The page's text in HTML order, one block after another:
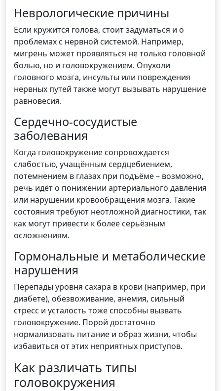
Неврологические причины
Если кружится голова, стоит задуматься и о
проблемах с нервной системой. Например,
мигрень может проявляться не только головной
болью, но и головокружением. Опухоли
головного мозга, инсульты или повреждения
нервных путей также могут вызывать нарушение
равновесия.
Сердечно-сосудистые
заболевания
Когда головокружение сопровождается
слабостью, учащённым сердцебиением,
потемнением в глазах при подъёме – возможно,
речь идёт о понижении артериального давления
или нарушении кровообращения мозга. Такие
состояния требуют неотложной диагностики, так
как могут привести к более серьёзным
осложнениям.
Гормональные и метаболические
нарушения
Перепады уровня сахара в крови (например, при
диабете), обезвоживание, анемия, сильный
стресс и усталость тоже способны вызвать
головокружение. Порой достаточно
нормализовать питание и образ жизни, чтобы
избавиться от этих неприятных приступов.
Как различать типы
головокружения